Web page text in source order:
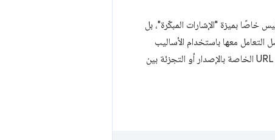
خاصًا بميزة "الإشارات المبكّرة"، بل
التعامل معها باستخدام الأساليب